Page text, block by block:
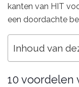
kanten van HIT
een doordachte
Inhoud van
10 voordelen